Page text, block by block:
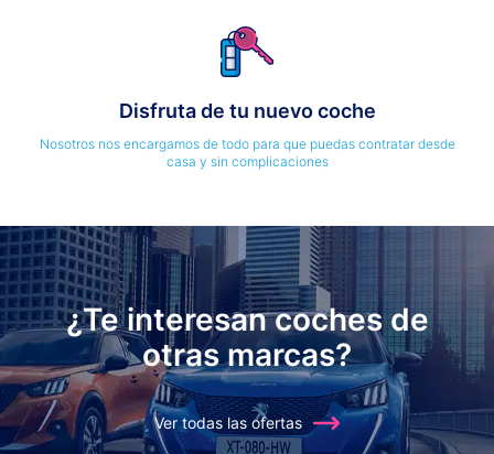
Disfruta de tu nuevo coche
Nosotros nos encargamos de todo para que puedas contratar desde
casa y sin complicaciones
¿Te interesan coches de
otras marcas?
Ver todas las ofertas